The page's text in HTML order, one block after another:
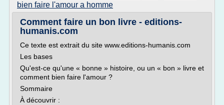
bien faire l'amour a homme
Comment faire un bon livre - editions-
humanis.com
Ce texte est extrait du site www.editions-humanis.com
Les bases
Qu'est-ce qu'une « bonne » histoire, ou un « bon » livre et
comment bien faire l'amour ?
Sommaire
À découvrir :